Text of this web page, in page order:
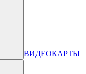
ВИДЕОКАРТЫ